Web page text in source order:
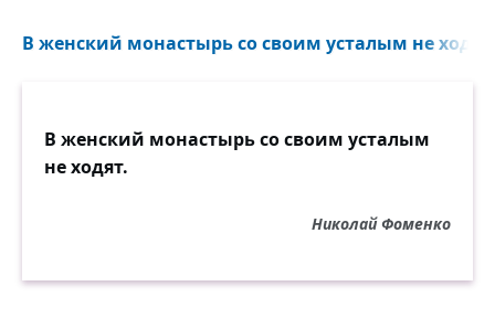
В женский монастырь со своим усталым не
В женский монастырь со своим усталым
не ходят.
Николай Фоменко